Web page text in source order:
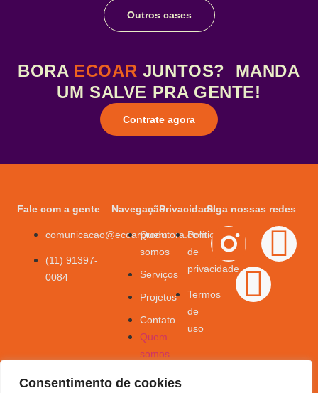
Consentimento de cookies
Outros cases
BORA ECOAR JUNTOS? MANDA
UM SALVE PRA GENTE!
Contrate agora
Fale com a gente
comunicacao@ecoarprodutora.com
(11) 91397-
0084
Navegação
Quem
somos
Serviços
Projetos
Contato
Quem
somos
Projetos
Privacidade
Política
de
privacidade
Termos
de
uso
SIga nossas redes